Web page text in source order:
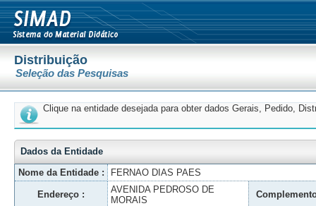
Distribuição
Seleção das Pesquisas
Clique na entidade desejada para obter dados Gerais, Pedido,
Dados da Entidade
Nome da Entidade :
FERNAO DIAS PAES
Endereço :
AVENIDA PEDROSO DE
MORAIS